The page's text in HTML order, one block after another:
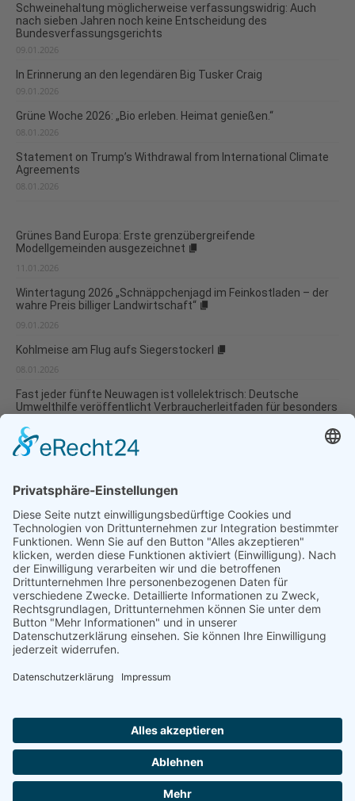
Schweinehaltung möglicherweise verfassungswidrig: Auch
nach sieben Jahren noch keine Entscheidung des
Bundesverfassungsgerichts
09.01.2026
In Erinnerung an den legendären Big Tusker Craig
09.01.2026
Grüne Woche 2026: „Bio erleben. Heimat genießen.“
08.01.2026
Statement on Trump’s Withdrawal from International Climate
Agreements
08.01.2026
Grünes Band Europa: Erste grenzübergreifende
Modellgemeinden ausgezeichnet
11.01.2026
Wintertagung 2026 „Schnäppchenjagd im Feinkostladen – der
wahre Preis billiger Landwirtschaft“
09.01.2026
Kohlmeise am Flug aufs Siegerstockerl
08.01.2026
Fast jeder fünfte Neuwagen ist vollelektrisch: Deutsche
Umwelthilfe veröffentlicht Verbraucherleitfaden für besonders
07.01.2026
Datenschutzerklärung
Impressum
© GreenConnect®2000 - 2026